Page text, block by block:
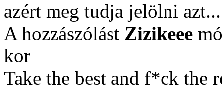
azért meg tudja jelölni azt...
A hozzászólást Zizikeee
kor
Take the best and f*ck the